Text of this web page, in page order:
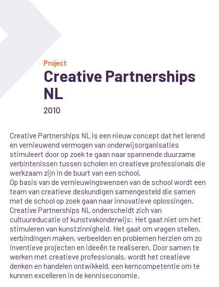
Project
Creative Partnerships
NL
2010
Creative Partnerships NL is een nieuw concept dat het lerend
en vernieuwend vermogen van onderwijsorganisaties
stimuleert door op zoek te gaan naar spannende duurzame
verbintenissen tussen scholen en creatieve professionals die
werkzaam zijn in de buurt van een school.
Op basis van de vernieuwingswensen van de school wordt een
team van creatieve deskundigen samengesteld die samen
met de school op zoek gaan naar innovatieve oplossingen.
Creative Partnerships NL onderscheidt zich van
cultuureducatie of kunstvakonderwijs: Het gaat niet om het
stimuleren van kunstzinnigheid. Het gaat om vragen stellen,
verbindingen maken, verbeelden en problemen herzien om zo
inventieve projecten en ideeën te realiseren. Door samen te
werken met creatieve professionals, wordt het creatieve
denken en handelen ontwikkeld, een kerncompetentie om te
kunnen excelleren in de kenniseconomie.